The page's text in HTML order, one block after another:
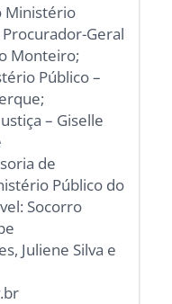
Ministério
Geral
Monteiro;
Público –
– Giselle
de
Público do
Socorro
Juliene Silva e